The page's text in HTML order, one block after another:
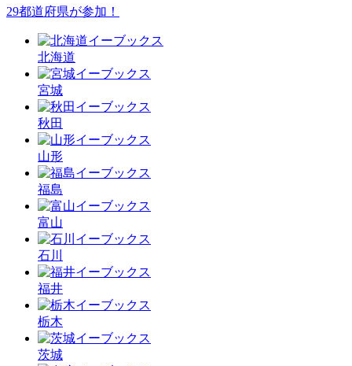
29都道府県が参加！
北海道
宮城
秋田
山形
福島
富山
石川
福井
栃木
茨城